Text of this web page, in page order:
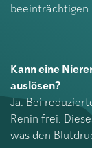
beeinträchtigen
Kann eine
auslösen?
Ja. Bei
Renin frei.
was den